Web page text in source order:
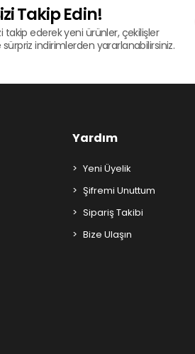
Takip Edin!
takip ederek yeni ürünler, çekilişler
sürpriz indirimlerden yararlanabilirsiniz.
Yardım
Yeni Üyelik
Şifremi Unuttum
Sipariş Takibi
Bize Ulaşın